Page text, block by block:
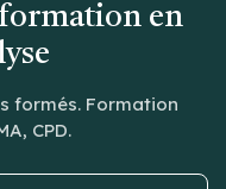
en
formés. Formation
CPD.